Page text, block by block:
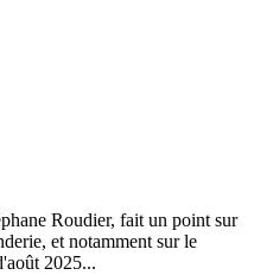
Roudier, fait un point sur
et notamment sur le
2025...